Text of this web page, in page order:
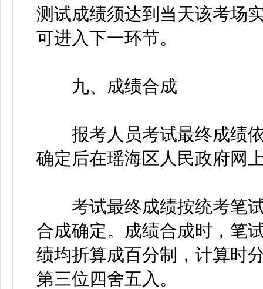
测试成绩须达到当天该考场
可进入下一环节。
九、成绩合成
报考人员考试最终成绩依
确定后在瑶海区人民政府网
考试最终成绩按统考笔试
合成确定。成绩合成时，笔
绩均折算成百分制，计算时
第三位四舍五入。